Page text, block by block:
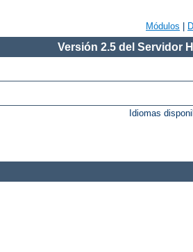
Módulos
Versión 2.5 del Servidor
Idiomas